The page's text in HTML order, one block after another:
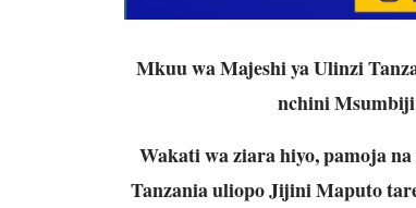
Mkuu wa Majeshi ya Ulinzi
nchini Msumbiji
Wakati wa ziara hiyo, pamoja
Tanzania uliopo Jijini Maputo